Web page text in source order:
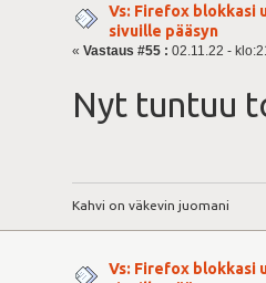
Vs: Firefox blokkasi
sivuille pääsyn
« Vastaus #55 : 02.11.22 -
Nyt tuntuu
Kahvi on väkevin juomani
Vs: Firefox blokkasi